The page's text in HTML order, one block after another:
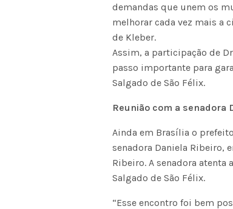
demandas que unem os
melhorar cada vez mais a
de Kleber.
Assim, a participação de
passo importante para
Salgado de São Félix.
Reunião com a senadora
Ainda em Brasília o
senadora Daniela Ribeiro,
Ribeiro. A senadora
Salgado de São Félix.
“Esse encontro foi bem